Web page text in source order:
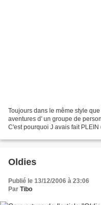
Toujours dans le même style
aventures d' un groupe de
C'est pourquoi J avais fait
Oldies
Publié le 13/12/2006 à 23:06
Par Tibo